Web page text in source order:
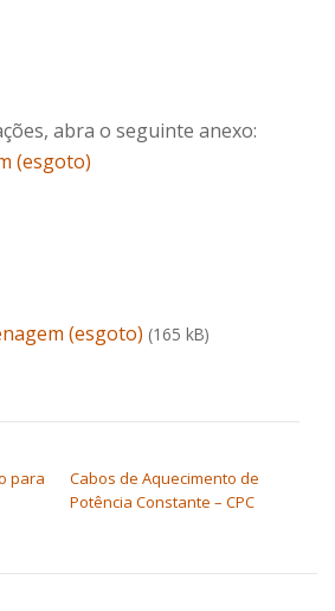
abra o seguinte anexo:
(esgoto)
(esgoto) (165 kB)
para
Cabos de Aquecimento de
Potência Constante – CPC